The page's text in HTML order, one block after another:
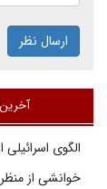
ارسال نظر
الگوی اسرائیلی
خوانشی از